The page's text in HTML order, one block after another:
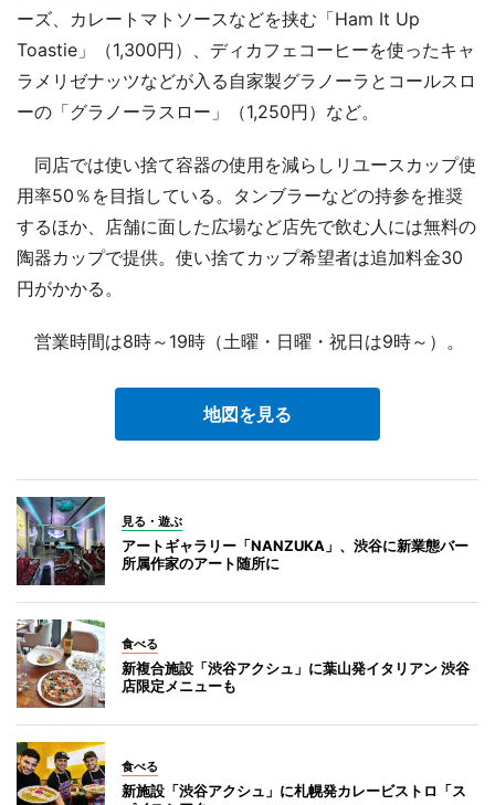
ーズ、カレートマトソースなどを挟む「Ham It Up
Toastie」（1,300円）、ディカフェコーヒーを使ったキャ
ラメリゼナッツなどが入る自家製グラノーラとコールスロ
ーの「グラノーラスロー」（1,250円）など。
同店では使い捨て容器の使用を減らしリユースカップ使
用率50％を目指している。タンブラーなどの持参を推奨
するほか、店舗に面した広場など店先で飲む人には無料の
陶器カップで提供。使い捨てカップ希望者は追加料金30
円がかかる。
営業時間は8時～19時（土曜・日曜・祝日は9時～）。
地図を見る
見る・遊ぶ
アートギャラリー「NANZUKA」、渋谷に新業態バー
所属作家のアート随所に
食べる
新複合施設「渋谷アクシュ」に葉山発イタリアン 渋谷
店限定メニューも
食べる
新施設「渋谷アクシュ」に札幌発カレービストロ「ス